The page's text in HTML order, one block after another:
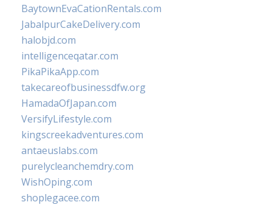
BaytownEvaCationRentals.com
JabalpurCakeDelivery.com
halobjd.com
intelligenceqatar.com
PikaPikaApp.com
takecareofbusinessdfw.org
HamadaOfJapan.com
VersifyLifestyle.com
kingscreekadventures.com
antaeuslabs.com
purelycleanchemdry.com
WishOping.com
shoplegacee.com